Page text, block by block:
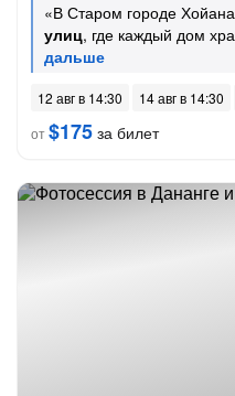
«В Старом городе
улиц, где каждый дом
12 авг в 14:30
14 авг в 14:30
от$175 за билет